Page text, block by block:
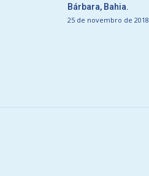
Bárbara, Bahia.
25 de novembro de 2018